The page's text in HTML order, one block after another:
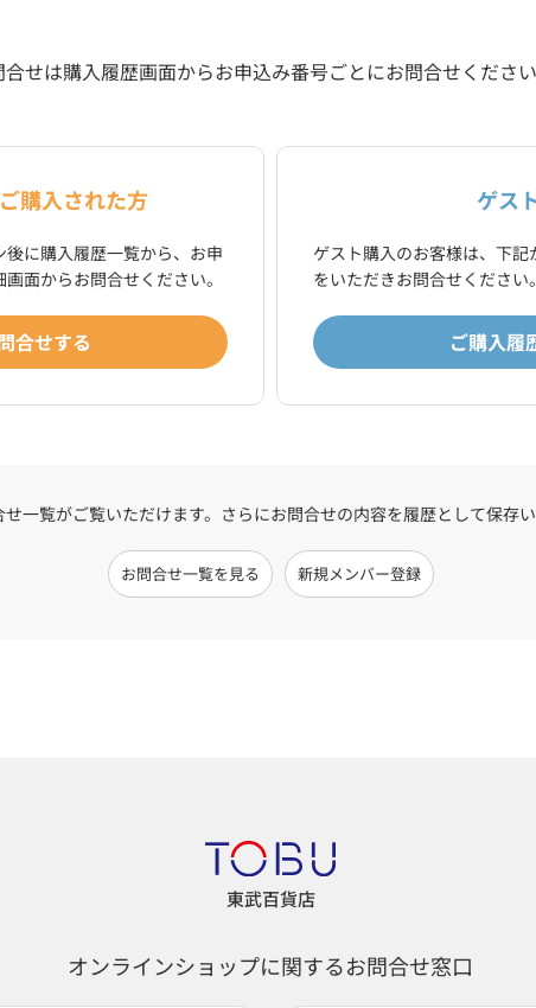
せは購入履歴画面からお申込み番号ごとにお問合せください
購入された方
に購入履歴一覧から、お申
面からお問合せください。
合せする
ゲス
ゲスト購入のお客様は、下
をいただきお問合せください。
ご購入履
一覧がご覧いただけます。 さらにお問合せの内容を履歴として保存
お問合せ一覧を見る 新規メンバー登録
東武百貨店
オンラインショップに関するお問合せ窓口